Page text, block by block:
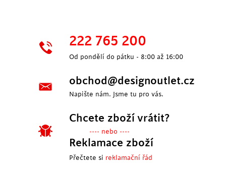
222 765 200
Od pondělí do pátku - 8:00 až 16:00
obchod@designoutlet.cz
Napište nám. Jsme tu pro vás.
Chcete zboží vrátit?
---- nebo ----
Reklamace zboží
Přečtete si reklamační řád